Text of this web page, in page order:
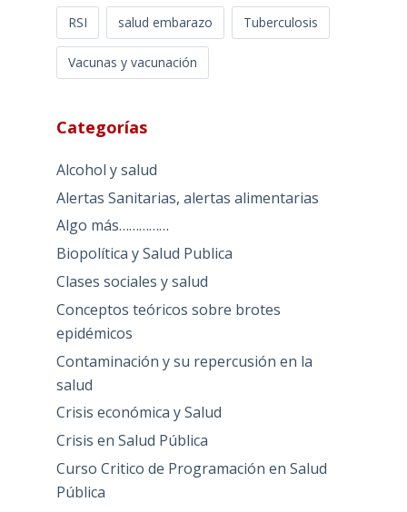
RSI salud embarazo Tuberculosis
Vacunas y vacunación
Categorías
Alcohol y salud
Alertas Sanitarias, alertas alimentarias
Algo más……………
Biopolítica y Salud Publica
Clases sociales y salud
Conceptos teóricos sobre brotes
epidémicos
Contaminación y su repercusión en la
salud
Crisis económica y Salud
Crisis en Salud Pública
Curso Critico de Programación en Salud
Pública